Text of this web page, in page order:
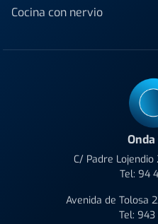
Cocina con nervio
Onda
C/ Padre Lojendio
Tel: 94
Avenida de Tolosa
Tel: 943